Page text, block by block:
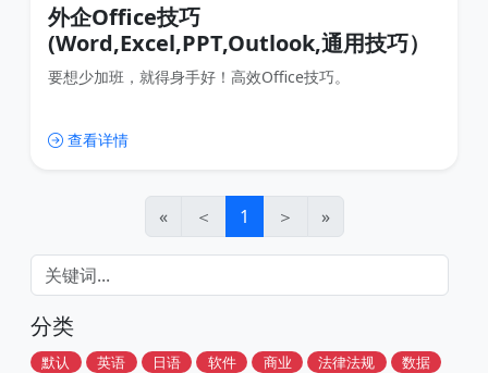
外企Office技巧
(Word,Excel,PPT,Outlook,通用技巧）
要想少加班，就得身手好！高效Office技巧。
查看详情
« ＜ 1 ＞ »
分类
默认 英语 日语 软件 商业 法律法规
数据